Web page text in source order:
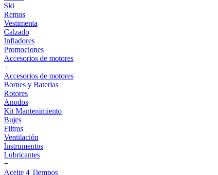
Ski
Remos
Vestimenta
Calzado
Infladores
Promociones
Accesorios de motores
+
Accesorios de motores
Bornes y Baterias
Rotores
Anodos
Kit Mantenimiento
Bujes
Filtros
Ventilación
Instrumentos
Lubricantes
+
Aceite 4 Tiempos